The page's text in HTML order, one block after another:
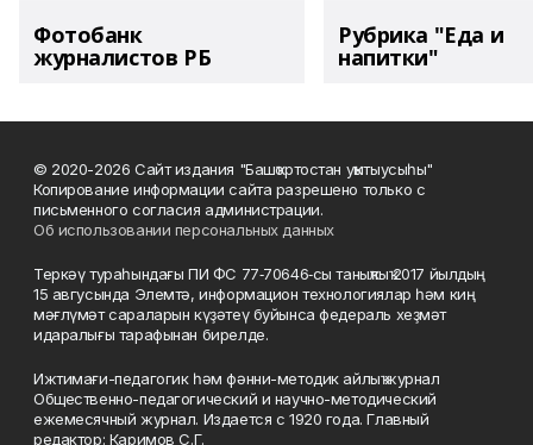
Фотобанк
журналистов РБ
Рубрика "Еда и
напитки"
© 2020-2026 Сайт издания "Башҡортостан уҡытыусыһы"
Копирование информации сайта разрешено только с
письменного согласия администрации.
Об использовании персональных данных
Теркәү тураһындағы ПИ ФС 77‑70646‑сы таныҡлыҡ 2017 йылдың
15 авгусында Элемтә, информацион технологиялар һәм киң
мәғлүмәт сараларын күҙәтеү буйынса федераль хеҙмәт
идаралығы тарафынан бирелде.
Ижтимағи-педагогик һәм фәнни-методик айлыҡ журнал
Общественно-педагогический и научно-методический
ежемесячный журнал. Издается с 1920 года. Главный
редактор: Каримов С.Г.